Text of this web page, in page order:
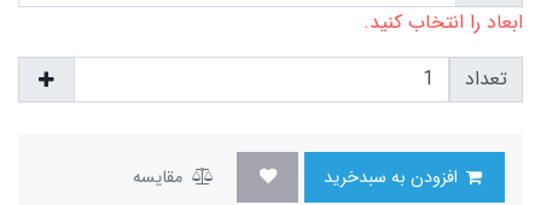
ابعاد را انتخاب کنید.
تعداد
مقایسه